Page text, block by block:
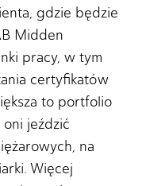
gdzie będzie
Midden
pracy, w tym
certyfikatów
to portfolio
jeździć
na
Więcej